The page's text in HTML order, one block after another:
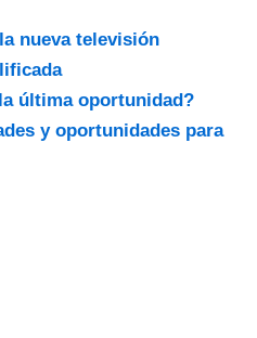
nueva televisión
última oportunidad?
y oportunidades para